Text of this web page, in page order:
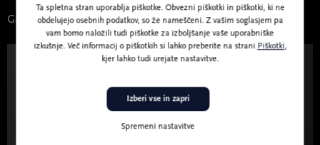
Galerija CD: aktualni dogodki
Pedagoški program ob razstavi: Čivki iz
Ta spletna stran uporablja piškotke. Obvezni piškotki in piškotki, ki ne
obdelujejo osebnih podatkov, so že nameščeni. Z vašim soglasjem pa
vam bomo naložili tudi piškotke za izboljšanje vaše uporabniške
izkušnje. Več informacij o piškotkih si lahko preberite na strani Piškotki,
kjer lahko tudi urejate nastavitve.
Spremeni nastavitve
Izberi vse in zapri